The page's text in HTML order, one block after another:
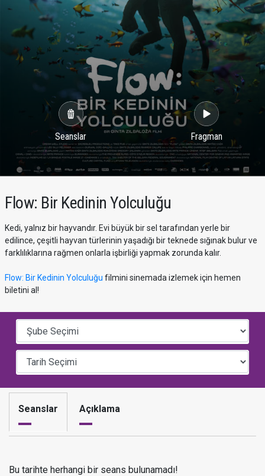
Seanslar Fragman
Flow: Bir Kedinin Yolculuğu
Kedi, yalnız bir hayvandır. Evi büyük bir sel tarafından yerle bir
edilince, çeşitli hayvan türlerinin yaşadığı bir teknede sığınak bulur ve
farklılıklarına rağmen onlarla işbirliği yapmak zorunda kalır.
Flow: Bir Kedinin Yolculuğu filmini sinemada izlemek için hemen
biletini al!
Seanslar Açıklama
Bu tarihte herhangi bir seans bulunamadı!